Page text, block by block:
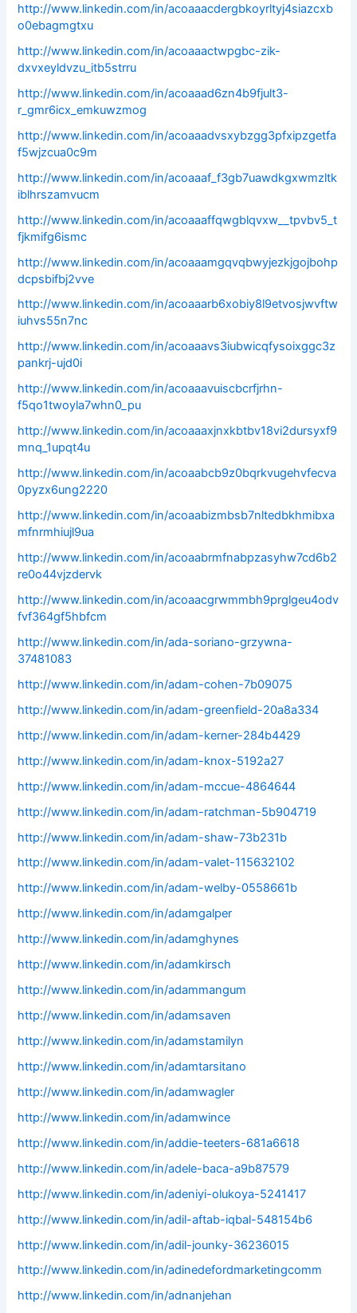
http://www.linkedin.com/in/acoaaacdergbkoyrltyj4siazcxb
o0ebagmgtxu
http://www.linkedin.com/in/acoaaactwpgbc-zik-
dxvxeyldvzu_itb5strru
http://www.linkedin.com/in/acoaaad6zn4b9fjult3-
r_gmr6icx_emkuwzmog
http://www.linkedin.com/in/acoaaadvsxybzgg3pfxipzgetfa
f5wjzcua0c9m
http://www.linkedin.com/in/acoaaaf_f3gb7uawdkgxwmzltk
iblhrszamvucm
http://www.linkedin.com/in/acoaaaffqwgblqvxw__tpvbv5_t
fjkmifg6ismc
http://www.linkedin.com/in/acoaaamgqvqbwyjezkjgojbohp
dcpsbifbj2vve
http://www.linkedin.com/in/acoaaarb6xobiy8l9etvosjwvftw
iuhvs55n7nc
http://www.linkedin.com/in/acoaaavs3iubwicqfysoixggc3z
pankrj-ujd0i
http://www.linkedin.com/in/acoaaavuiscbcrfjrhn-
f5qo1twoyla7whn0_pu
http://www.linkedin.com/in/acoaaaxjnxkbtbv18vi2dursyxf9
mnq_1upqt4u
http://www.linkedin.com/in/acoaabcb9z0bqrkvugehvfecva
0pyzx6ung2220
http://www.linkedin.com/in/acoaabizmbsb7nltedbkhmibxa
mfnrmhiujl9ua
http://www.linkedin.com/in/acoaabrmfnabpzasyhw7cd6b2
re0o44vjzdervk
http://www.linkedin.com/in/acoaacgrwmmbh9prglgeu4odv
fvf364gf5hbfcm
http://www.linkedin.com/in/ada-soriano-grzywna-
37481083
http://www.linkedin.com/in/adam-cohen-7b09075
http://www.linkedin.com/in/adam-greenfield-20a8a334
http://www.linkedin.com/in/adam-kerner-284b4429
http://www.linkedin.com/in/adam-knox-5192a27
http://www.linkedin.com/in/adam-mccue-4864644
http://www.linkedin.com/in/adam-ratchman-5b904719
http://www.linkedin.com/in/adam-shaw-73b231b
http://www.linkedin.com/in/adam-valet-115632102
http://www.linkedin.com/in/adam-welby-0558661b
http://www.linkedin.com/in/adamgalper
http://www.linkedin.com/in/adamghynes
http://www.linkedin.com/in/adamkirsch
http://www.linkedin.com/in/adammangum
http://www.linkedin.com/in/adamsaven
http://www.linkedin.com/in/adamstamilyn
http://www.linkedin.com/in/adamtarsitano
http://www.linkedin.com/in/adamwagler
http://www.linkedin.com/in/adamwince
http://www.linkedin.com/in/addie-teeters-681a6618
http://www.linkedin.com/in/adele-baca-a9b87579
http://www.linkedin.com/in/adeniyi-olukoya-5241417
http://www.linkedin.com/in/adil-aftab-iqbal-548154b6
http://www.linkedin.com/in/adil-jounky-36236015
http://www.linkedin.com/in/adinedefordmarketingcomm
http://www.linkedin.com/in/adnanjehan